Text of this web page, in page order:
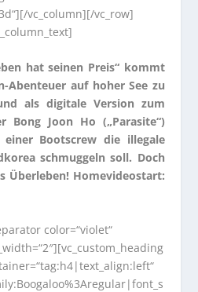
vc_column][/vc_row]
hat seinen Preis“ kommt
Abenteuer auf hoher See zu
als digitale Version zum
Bong Joon Ho („Parasite“)
Bootscrew die illegale
schmuggeln soll. Doch
Überleben! Homevideostart:
color=“violet“